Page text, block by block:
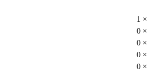
1 ×
0 ×
0 ×
0 ×
0 ×